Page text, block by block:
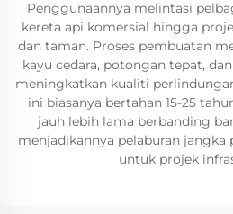
Penggunaannya melintasi
kereta api komersial hingga
dan taman. Proses pembuatan
kayu cedara, potongan tepat,
meningkatkan kualiti
ini biasanya bertahan 15-25
jauh lebih lama berbanding
menjadikannya pelaburan
untuk projek